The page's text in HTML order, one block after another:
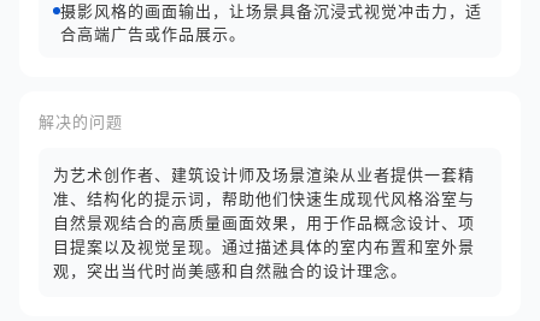
摄影风格的画面输出，让场景具备沉浸式视觉冲击力，适
合高端广告或作品展示。
解决的问题
为艺术创作者、建筑设计师及场景渲染从业者提供一套精
准、结构化的提示词，帮助他们快速生成现代风格浴室与
自然景观结合的高质量画面效果，用于作品概念设计、项
目提案以及视觉呈现。通过描述具体的室内布置和室外景
观，突出当代时尚美感和自然融合的设计理念。